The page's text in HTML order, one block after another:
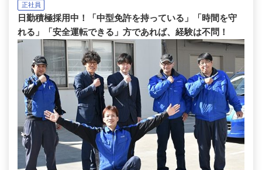
正社員
日勤積極採用中！「中型免許を持っている」「時間を守
れる」「安全運転できる」方であれば、経験は不問！